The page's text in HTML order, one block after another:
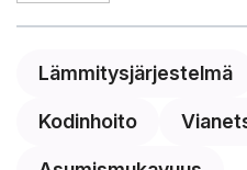
Lämmitysjärjestelmä
Kodinhoito